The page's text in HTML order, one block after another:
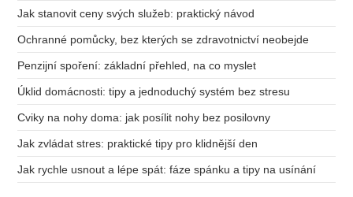
Jak stanovit ceny svých služeb: praktický návod
Ochranné pomůcky, bez kterých se zdravotnictví neobejde
Penzijní spoření: základní přehled, na co myslet
Úklid domácnosti: tipy a jednoduchý systém bez stresu
Cviky na nohy doma: jak posílit nohy bez posilovny
Jak zvládat stres: praktické tipy pro klidnější den
Jak rychle usnout a lépe spát: fáze spánku a tipy na usínání